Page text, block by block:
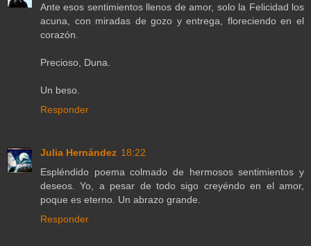
Ante esos sentimientos llenos de amor, solo la Felicidad los
acuna, con miradas de gozo y entrega, floreciendo en el
corazón.
Precioso, Duna.
Un beso.
Responder
Julia Hernández 18:22
Espléndido poema colmado de hermosos sentimientos y
deseos. Yo, a pesar de todo sigo creyéndo en el amor,
poque es eterno. Un abrazo grande.
Responder